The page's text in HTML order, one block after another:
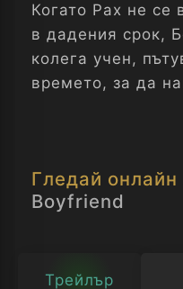
Когато Pax не
в дадения срок,
колега учен,
времето, за да
Гледай онлайн
Boyfriend
Трейлър